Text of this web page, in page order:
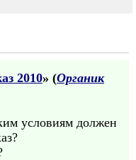
2010» (Органик
условиям должен